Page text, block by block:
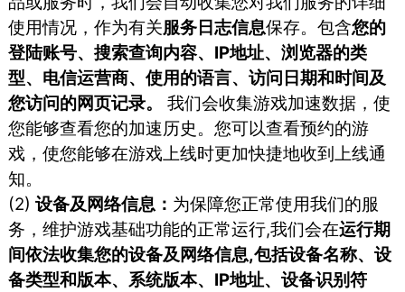
使⽤情况，作为有关服务⽇志信息保存。包含您的
登陆账号、搜索查询内容、IP地址、浏览器的类
型、电信运营商、使⽤的语⾔、访问⽇期和时间及
您访问的⽹⻚记录。
我们会收集游戏加速数据，使
您能够查看您的加速历史。您可以查看预约的游
戏，使您能够在游戏上线时更加快捷地收到上线通
知。
(2)设备及网络信息： 为保障您正常使用我们的服
务，维护游戏基础功能的正常运行,我们会在运行期
间依法收集您的设备及网络信息,包括设备名称、设
备类型和版本、系统版本、IP地址、设备识别符